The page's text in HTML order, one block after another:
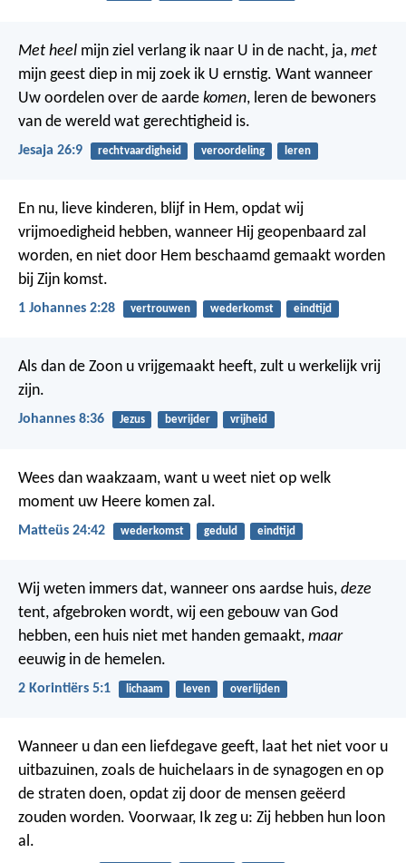
Met heel mijn ziel verlang ik naar U in de nacht, ja, met
mijn geest diep in mij zoek ik U ernstig. Want wanneer
Uw oordelen over de aarde komen, leren de bewoners
van de wereld wat gerechtigheid is.
Jesaja 26:9 rechtvaardigheid veroordeling leren
En nu, lieve kinderen, blijf in Hem, opdat wij
vrijmoedigheid hebben, wanneer Hij geopenbaard zal
worden, en niet door Hem beschaamd gemaakt worden
bij Zijn komst.
1 Johannes 2:28 vertrouwen wederkomst eindtijd
Als dan de Zoon u vrijgemaakt heeft, zult u werkelijk vrij
zijn.
Johannes 8:36 Jezus bevrijder vrijheid
Wees dan waakzaam, want u weet niet op welk
moment uw Heere komen zal.
Matteüs 24:42 wederkomst geduld eindtijd
Wij weten immers dat, wanneer ons aardse huis, deze
tent, afgebroken wordt, wij een gebouw van God
hebben, een huis niet met handen gemaakt, maar
eeuwig in de hemelen.
2 Korintiërs 5:1 lichaam leven overlijden
Wanneer u dan een liefdegave geeft, laat het niet voor u
uitbazuinen, zoals de huichelaars in de synagogen en op
de straten doen, opdat zij door de mensen geëerd
zouden worden. Voorwaar, Ik zeg u: Zij hebben hun loon
al.